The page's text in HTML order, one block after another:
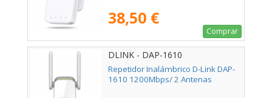
38,50 €
Comprar
DLINK - DAP-1610
Repetidor Inalámbrico D-Link DAP-
1610 1200Mbps/ 2 Antenas